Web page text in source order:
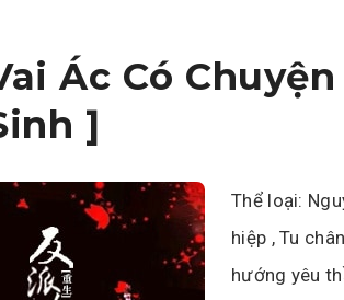
Ác Có
]
Thể loại:
hiệp , Tu
hướng yêu